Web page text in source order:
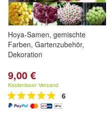
Hoya-Samen, gemischte
Farben, Gartenzubehör,
Dekoration
9,00 €
Kostenloser Versand
6